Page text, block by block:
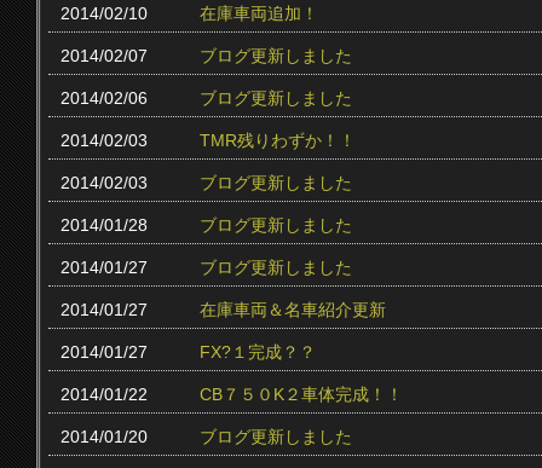
2014/02/10 在庫車両追加！
2014/02/07 ブログ更新しました
2014/02/06 ブログ更新しました
2014/02/03 TMR残りわずか！！
2014/02/03 ブログ更新しました
2014/01/28 ブログ更新しました
2014/01/27 ブログ更新しました
2014/01/27 在庫車両＆名車紹介更新
2014/01/27 FX?１完成？？
2014/01/22 CB７５０K２車体完成！！
2014/01/20 ブログ更新しました